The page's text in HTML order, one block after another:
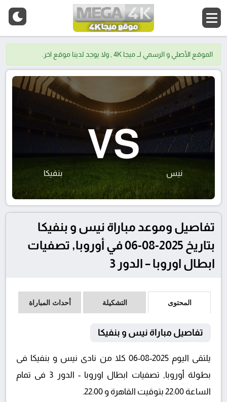
الموقع الأصلي و الرسمي لــ ميجا 4K , ولا يوجد لدينا موقع اخر.
نيس
VS
بنفيكا
تفاصيل وموعد مباراة نيس و بنفيكا
بتاريخ 2025-08-06 في أوروبا, تصفيات
ابطال اوروبا – الدور 3
المحتوى التشكيلة أحداث المباراة
تفاصيل مباراة نيس و بنفيكا
يلتقى اليوم 2025-08-06 كلا من نادى نيس و بنفيكا فى
بطولة أوروبا, تصفيات ابطال اوروبا - الدور 3 فى تمام
الساعة 22:00 بتوقيت القاهرة و 22:00.